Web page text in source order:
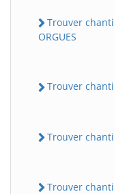
Trouver
ORGUES
Trouver
Trouver
Trouver